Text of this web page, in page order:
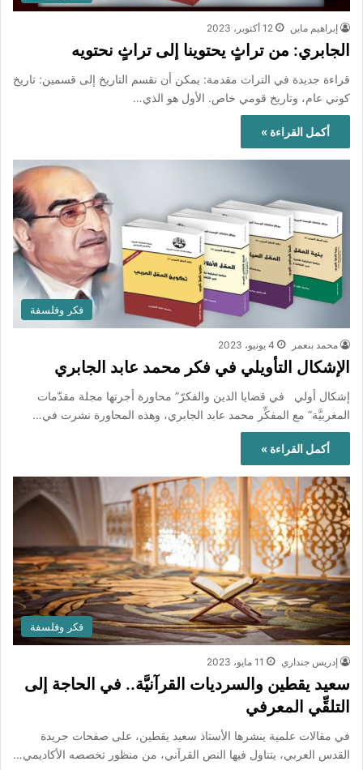
إبراهيم ماين 12 أكتوبر، 2023
الجابري: من تراثٍ يحتوينا إلى تراثٍ نحتويه
قراءة جديدة في التراث مقدمة: يمكن أن نقسم التاريخ إلى قسمين: تاريخ
كوني عام، وتاريخ قومي خاص. الأول هو الذي…
أكمل القراءة »
فكر وفلسفة
محمد بنعمر 4 يونيو، 2023
الإشكال التأويلي في فكر محمد عابد الجابري
إشكال أولي في قضايا الدين والفكرّ” محاورة أجرتها مجلة مقدّمات
المغربيَّة” مع المفكِّر محمد عابد الجابري، وهذه المحاورة نشرت في…
أكمل القراءة »
فكر وفلسفة
إدريس جنداري 11 مايو، 2023
سعيد يقطين والسرديات القرآنيَّة.. في الحاجة إلى
التلقِّي المعرفي
في مقالات علمية ينشرها الأستاذ سعيد يقطين، على صفحات جريدة
القدس العربي، يتناول فيها النص القرآني، من منظور تخصصه الأكاديمي…